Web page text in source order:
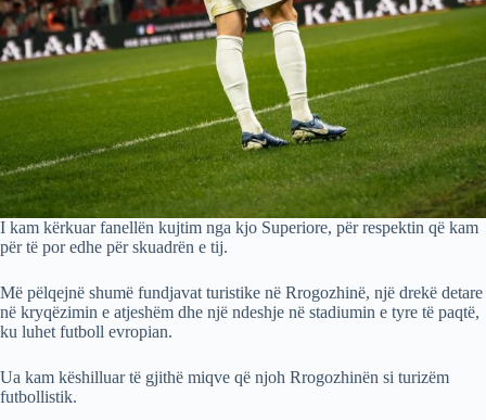
I kam kërkuar fanellën kujtim nga kjo Superiore, për respektin që kam
për të por edhe për skuadrën e tij.
Më pëlqejnë shumë fundjavat turistike në Rrogozhinë, një drekë detare
në kryqëzimin e atjeshëm dhe një ndeshje në stadiumin e tyre të paqtë,
ku luhet futboll evropian.
Ua kam këshilluar të gjithë miqve që njoh Rrogozhinën si turizëm
futbollistik.